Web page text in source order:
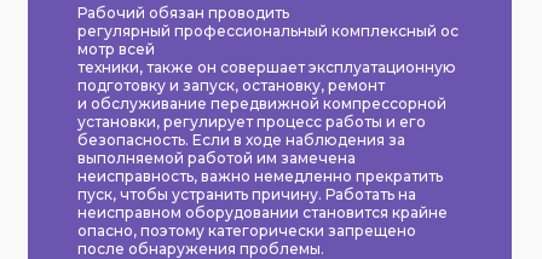
Рабочий обязан проводить
регулярный профессиональный комплексный ос
мотр всей
техники, также он совершает эксплуатационную
подготовку и запуск, остановку, ремонт
и обслуживание передвижной компрессорной
установки, регулирует процесс работы и его
безопасность. Если в ходе наблюдения за
выполняемой работой им замечена
неисправность, важно немедленно прекратить
пуск, чтобы устранить причину. Работать на
неисправном оборудовании становится крайне
опасно, поэтому категорически запрещено
после обнаружения проблемы.